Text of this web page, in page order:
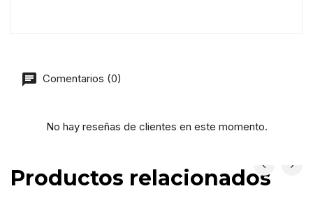
Comentarios (0)
No hay reseñas de clientes en este momento.
Productos relacionados